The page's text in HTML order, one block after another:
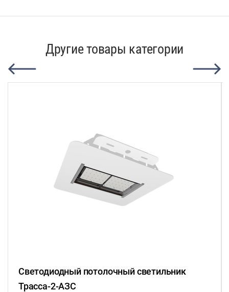
Другие товары категории
Светодиодный потолочный светильник
Трасса-2-АЗС